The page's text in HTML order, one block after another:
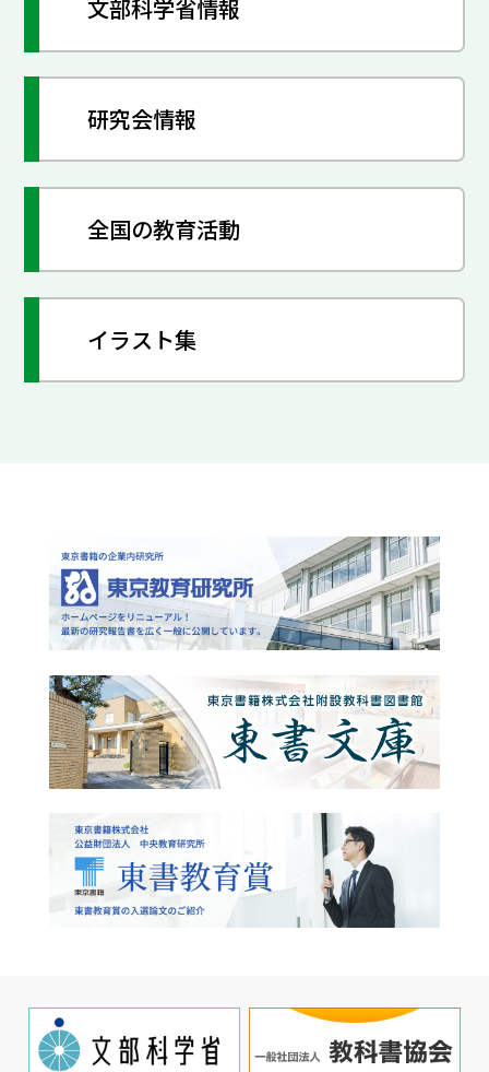
文部科学省情報
研究会情報
全国の教育活動
イラスト集